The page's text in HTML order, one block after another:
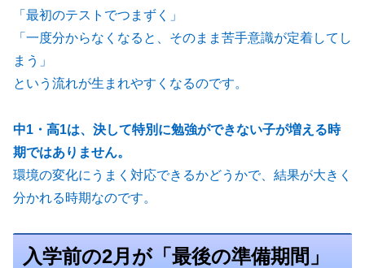
「最初のテストでつまずく」
「一度分からなくなると、そのまま苦手意識が定着してし
まう」
という流れが生まれやすくなるのです。
中1・高1は、決して特別に勉強ができない子が増える時
期ではありません。
環境の変化にうまく対応できるかどうかで、結果が大きく
分かれる時期なのです。
入学前の2月が「最後の準備期間」